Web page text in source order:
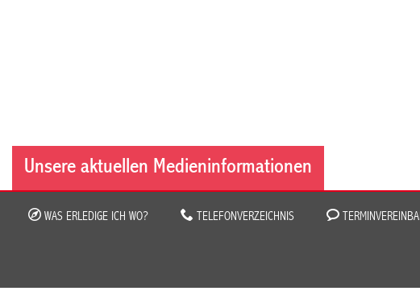
Unsere aktuellen Medieninformationen
WAS ERLEDIGE ICH WO? TELEFONVERZEICHNIS